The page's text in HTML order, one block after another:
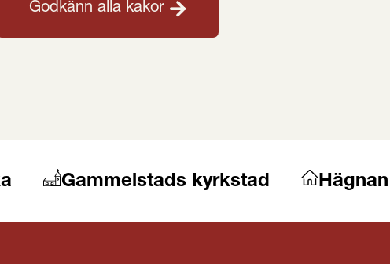
Godkänn alla kakor
Gammelstads kyrkstad Hägnan